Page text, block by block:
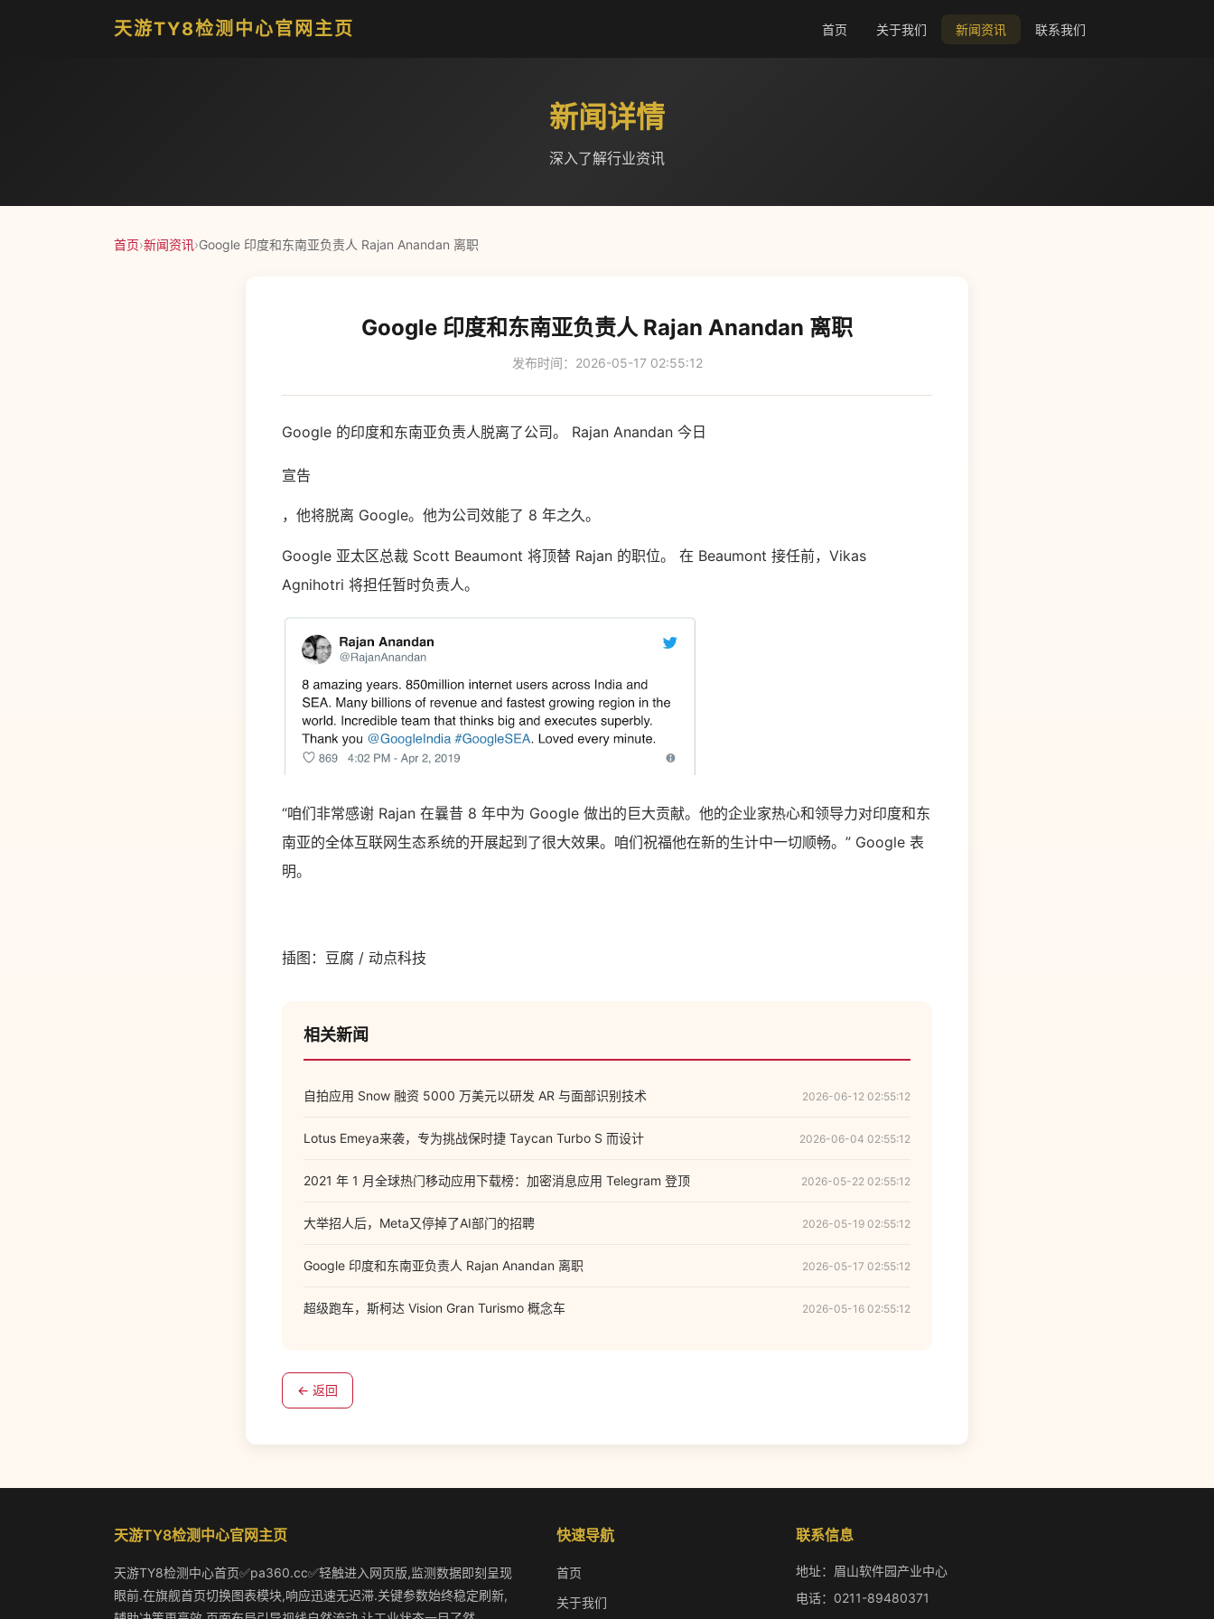
天游TY8检测中心官网主页 首页 关于我们 新闻资讯 联系我们
新闻详情
深入了解行业资讯
首页›新闻资讯›Google 印度和东南亚负责人 Rajan Anandan 离职
Google 印度和东南亚负责人 Rajan Anandan 离职
发布时间：2026-05-17 02:55:12
Google 的印度和东南亚负责人脱离了公司。 Rajan Anandan 今日
宣告
，他将脱离 Google。他为公司效能了 8 年之久。
Google 亚太区总裁 Scott Beaumont 将顶替 Rajan 的职位。 在 Beaumont 接任前，Vikas
Agnihotri 将担任暂时负责人。
“咱们非常感谢 Rajan 在曩昔 8 年中为 Google 做出的巨大贡献。他的企业家热心和领导力对印度和东
南亚的全体互联网生态系统的开展起到了很大效果。咱们祝福他在新的生计中一切顺畅。” Google 表
明。
插图：豆腐 / 动点科技
相关新闻
自拍应用 Snow 融资 5000 万美元以研发 AR 与面部识别技术 2026-06-12 02:55:12
Lotus Emeya来袭，专为挑战保时捷 Taycan Turbo S 而设计 2026-06-04 02:55:12
2021 年 1 月全球热门移动应用下载榜：加密消息应用 Telegram 登顶 2026-05-22 02:55:12
大举招人后，Meta又停掉了AI部门的招聘 2026-05-19 02:55:12
Google 印度和东南亚负责人 Rajan Anandan 离职 2026-05-17 02:55:12
超级跑车，斯柯达 Vision Gran Turismo 概念车 2026-05-16 02:55:12
← 返回
天游TY8检测中心官网主页
天游TY8检测中心首页✅pa360.cc✅轻触进入网页版,监测数据即刻呈现
眼前.在旗舰首页切换图表模块,响应迅速无迟滞.关键参数始终稳定刷新,
快速导航
首页
关于我们
联系信息
地址：眉山软件园产业中心
电话：0211-89480371